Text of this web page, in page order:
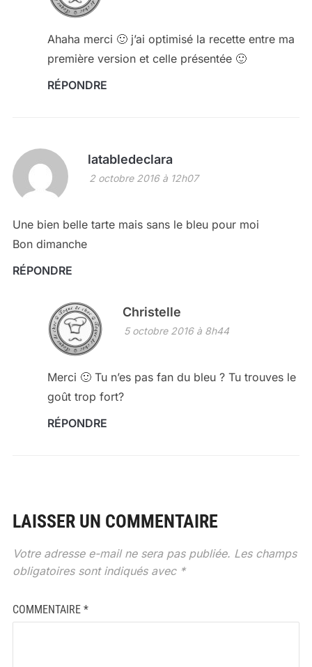
Ahaha merci 🙂 j’ai optimisé la recette entre ma
première version et celle présentée 🙂
RÉPONDRE
latabledeclara
2 octobre 2016 à 12h07
Une bien belle tarte mais sans le bleu pour moi
Bon dimanche
RÉPONDRE
Christelle
5 octobre 2016 à 8h44
Merci 🙂 Tu n’es pas fan du bleu ? Tu trouves le
goût trop fort?
RÉPONDRE
LAISSER UN COMMENTAIRE
Votre adresse e-mail ne sera pas publiée. Les champs
obligatoires sont indiqués avec *
COMMENTAIRE *